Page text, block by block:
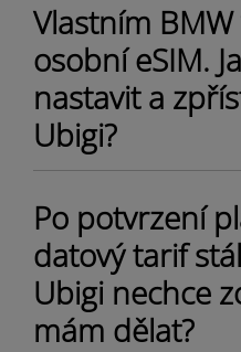
Vlastním
osobní eSIM.
nastavit a
Ubigi?
Po potvrzení
datový tarif
Ubigi nechce
mám dělat?